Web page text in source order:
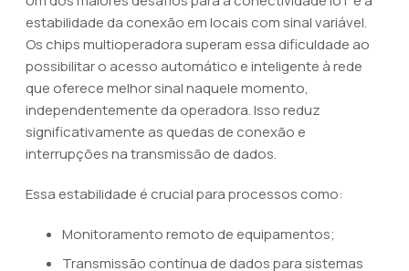
estabilidade da conexão em locais com sinal variável.
Os chips multioperadora superam essa dificuldade ao
possibilitar o acesso automático e inteligente à rede
que oferece melhor sinal naquele momento,
independentemente da operadora. Isso reduz
significativamente as quedas de conexão e
interrupções na transmissão de dados.
Essa estabilidade é crucial para processos como:
Monitoramento remoto de equipamentos;
Transmissão contínua de dados para sistemas